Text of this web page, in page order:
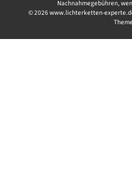
Nachnahmegebühren,
© 2026 www.lichterketten-